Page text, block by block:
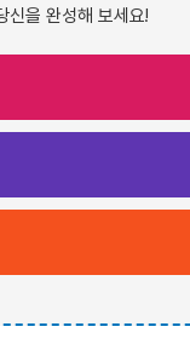
신을 완성해 보세요!